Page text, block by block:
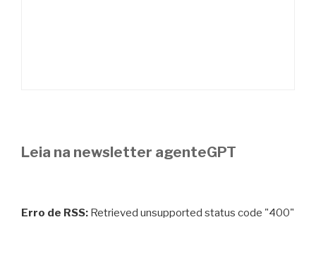
Leia na newsletter agenteGPT
Erro de RSS: Retrieved unsupported status code "400"